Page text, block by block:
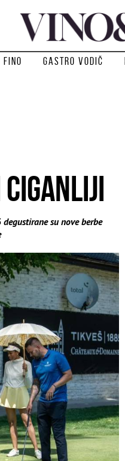
Fino Gastro vodič
su nove berbe